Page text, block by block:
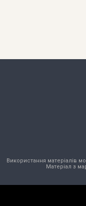
Використання матеріалів
Матеріал з